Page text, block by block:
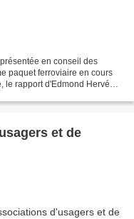
en conseil des
paquet ferroviaire en cours
le rapport d'Edmond Hervé
et de